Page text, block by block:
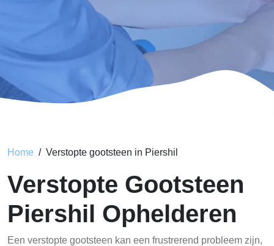
Home Verstopte gootsteen in Piershil
Verstopte Gootsteen
Piershil Ophelderen
Een verstopte gootsteen kan een frustrerend probleem zijn,